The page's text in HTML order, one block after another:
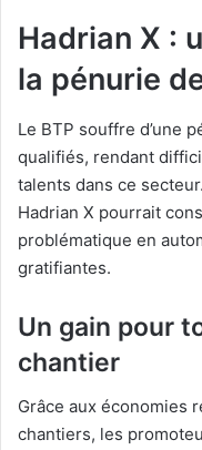
Hadrian X :
la pénurie
Le BTP souffre d’une
qualifiés, rendant
talents dans ce
Hadrian X pourrait
problématique en
gratifiantes.
Un gain pour
chantier
Grâce aux économies
chantiers, les